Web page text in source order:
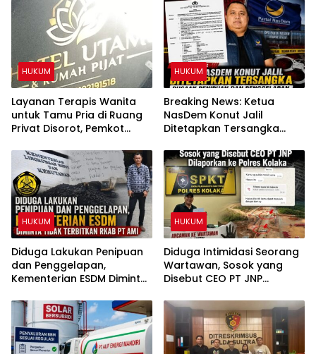
HUKUM
Layanan Terapis Wanita
untuk Tamu Pria di Ruang
Privat Disorot, Pemkot
Perizinan Rumah Pijat Utami
HUKUM
Breaking News: Ketua
NasDem Konut Jalil
Ditetapkan Tersangka
Penggelapan
HUKUM
Diduga Lakukan Penipuan
dan Penggelapan,
Kementerian ESDM Diminta
AMI
HUKUM
Diduga Intimidasi Seorang
Wartawan, Sosok yang
Disebut CEO PT JNP
Kolaka